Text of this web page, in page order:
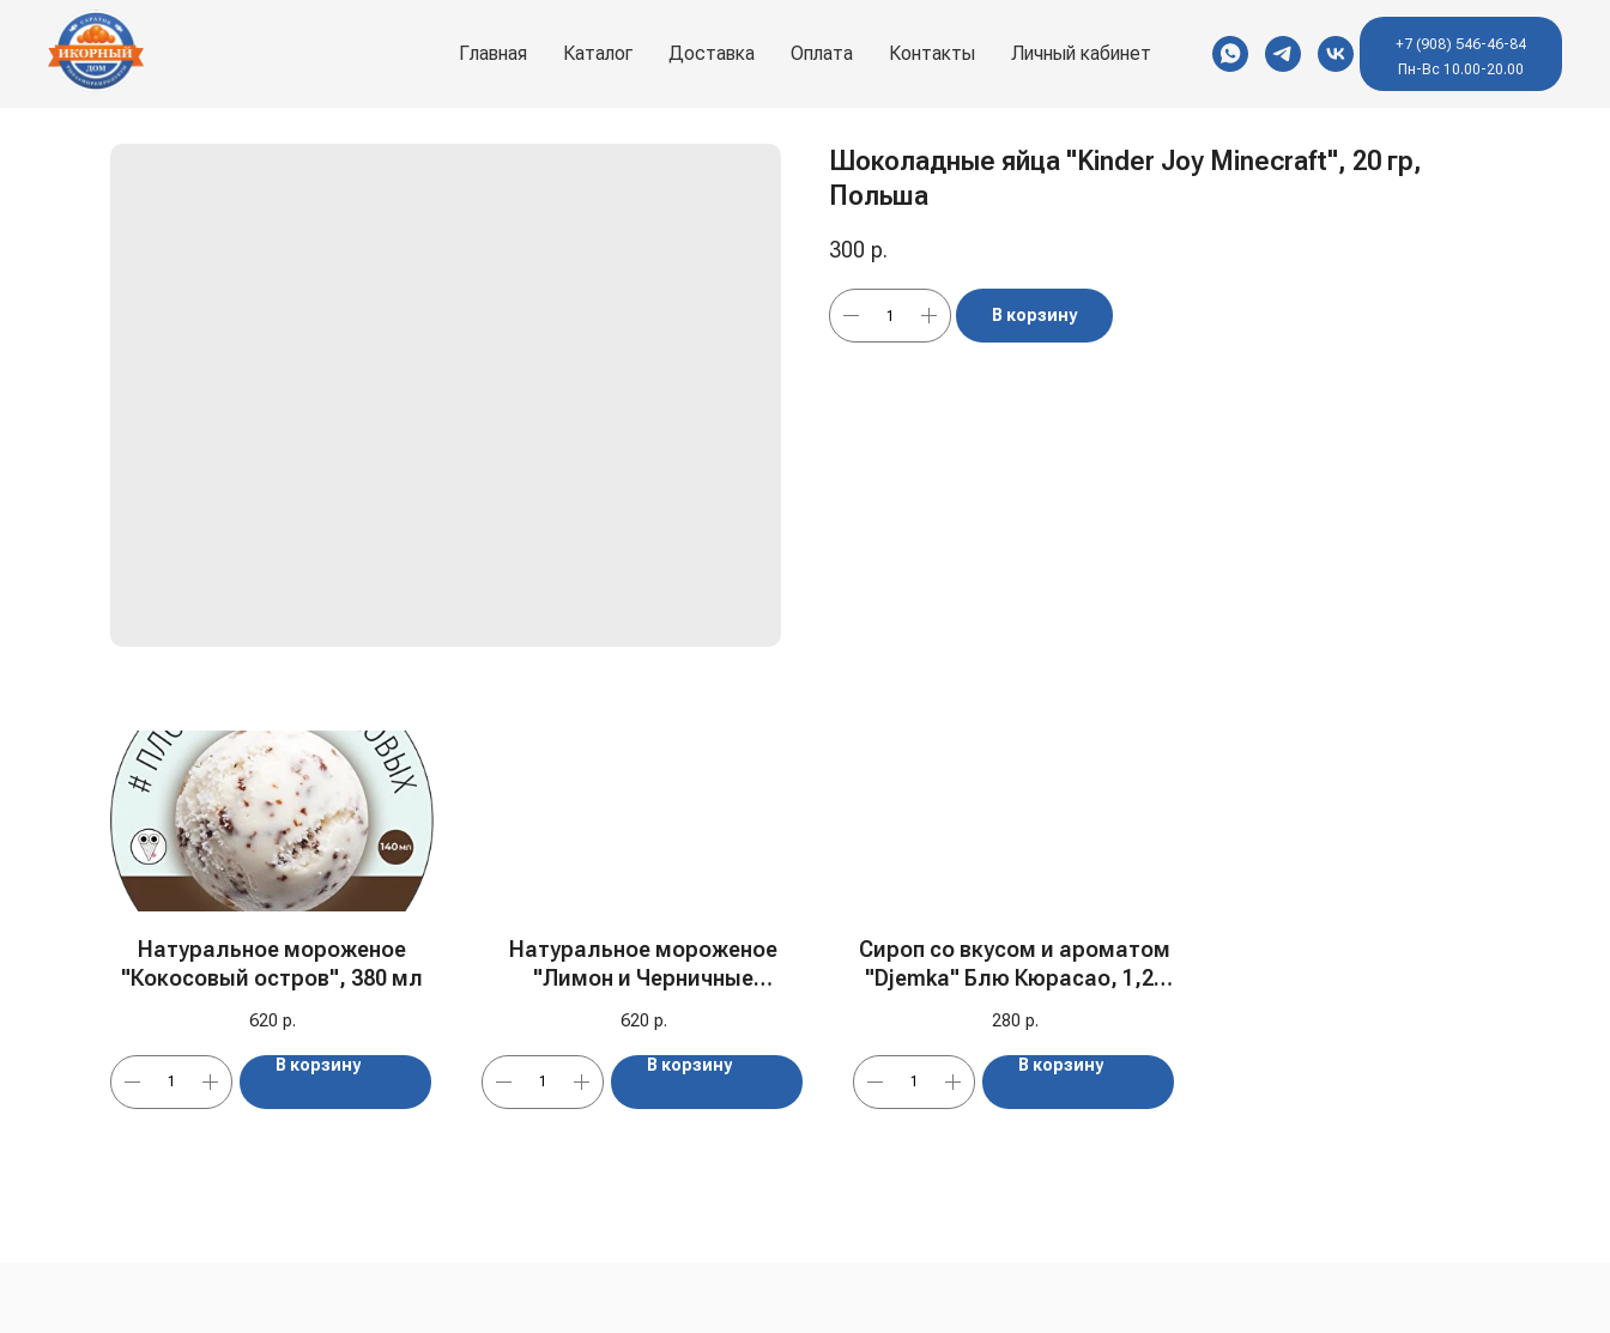
Главная Каталог Доставка Оплата Контакты Личный кабинет
+7 (908) 546-46-84
Пн-Вс 10.00-20.00
Шоколадные яйца "Kinder Joy Minecraft", 20 гр,
Польша
300 р.
В корзину
Натуральное мороженое
"Кокосовый остров", 380 мл
620 р.
В корзину
Натуральное мороженое
"Лимон и Черничные
620 р.
В корзину
Сироп со вкусом и ароматом
"Djemka" Блю Кюрасао, 1,25
280 р.
В корзину